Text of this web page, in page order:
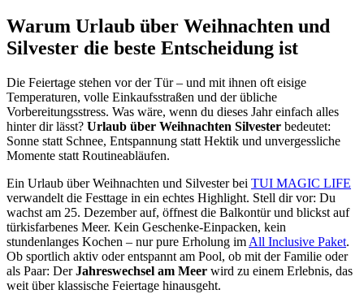
Warum Urlaub über Weihnachten und
Silvester die beste Entscheidung ist
Die Feiertage stehen vor der Tür – und mit ihnen oft eisige
Temperaturen, volle Einkaufsstraßen und der übliche
Vorbereitungsstress. Was wäre, wenn du dieses Jahr einfach alles
hinter dir lässt? Urlaub über Weihnachten Silvester bedeutet:
Sonne statt Schnee, Entspannung statt Hektik und unvergessliche
Momente statt Routineabläufen.
Ein Urlaub über Weihnachten und Silvester bei TUI MAGIC LIFE
verwandelt die Festtage in ein echtes Highlight. Stell dir vor: Du
wachst am 25. Dezember auf, öffnest die Balkontür und blickst auf
türkisfarbenes Meer. Kein Geschenke-Einpacken, kein
stundenlanges Kochen – nur pure Erholung im All Inclusive Paket.
Ob sportlich aktiv oder entspannt am Pool, ob mit der Familie oder
als Paar: DerJahreswechsel am Meer wird zu einem Erlebnis, das
weit über klassische Feiertage hinausgeht.